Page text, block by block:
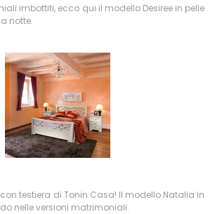
imbottiti, ecco qui il modello Desiree in pelle
notte.
testiera di Tonin Casa! Il modello Natalia in
nelle versioni matrimoniali.